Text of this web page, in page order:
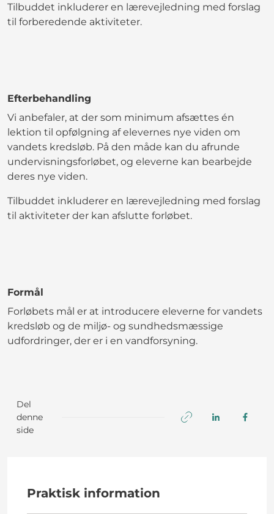
Tilbuddet inkluderer en lærevejledning med forslag
til forberedende aktiviteter.
Efterbehandling
Vi anbefaler, at der som minimum afsættes én
lektion til opfølgning af elevernes nye viden om
vandets kredsløb. På den måde kan du afrunde
undervisningsforløbet, og eleverne kan bearbejde
deres nye viden.
Tilbuddet inkluderer en lærevejledning med forslag
til aktiviteter der kan afslutte forløbet.
Formål
Forløbets mål er at introducere eleverne for vandets
kredsløb og de miljø- og sundhedsmæssige
udfordringer, der er i en vandforsyning.
Del
denne
side
Praktisk information